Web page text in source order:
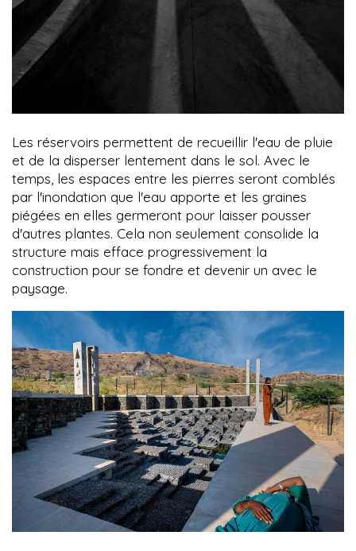
Les réservoirs permettent de recueillir l'eau de pluie
et de la disperser lentement dans le sol. Avec le
temps, les espaces entre les pierres seront comblés
par l'inondation que l'eau apporte et les graines
piégées en elles germeront pour laisser pousser
d'autres plantes. Cela non seulement consolide la
structure mais efface progressivement la
construction pour se fondre et devenir un avec le
paysage.